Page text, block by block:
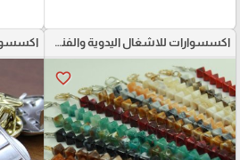
اكسسوارات للاشغال اليدوية والفنون
favorite_border